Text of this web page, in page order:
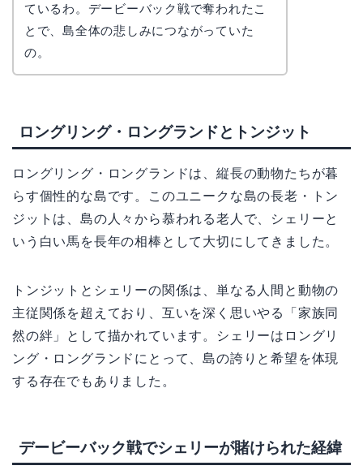
ているわ。デービーバック戦で奪われたこ
とで、島全体の悲しみにつながっていた
の。
ロングリング・ロングランドとトンジット
ロングリング・ロングランドは、縦長の動物たちが暮
らす個性的な島です。このユニークな島の長老・トン
ジットは、島の人々から慕われる老人で、シェリーと
いう白い馬を長年の相棒として大切にしてきました。
トンジットとシェリーの関係は、単なる人間と動物の
主従関係を超えており、互いを深く思いやる「家族同
然の絆」として描かれています。シェリーはロングリ
ング・ロングランドにとって、島の誇りと希望を体現
する存在でもありました。
デービーバック戦でシェリーが賭けられた経緯